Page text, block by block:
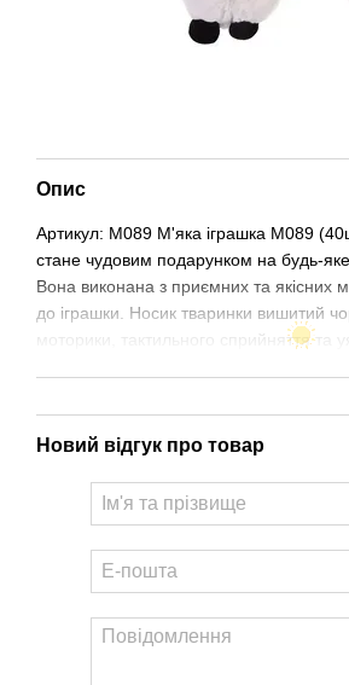
Опис
Артикул: M089 М'яка іграшка M089
стане чудовим подарунком на будь-
Вона виконана з приємних та якісних
до іграшки. Носик тваринки вишитий
моторики, тактильного сприйняття та
Новий відгук про товар